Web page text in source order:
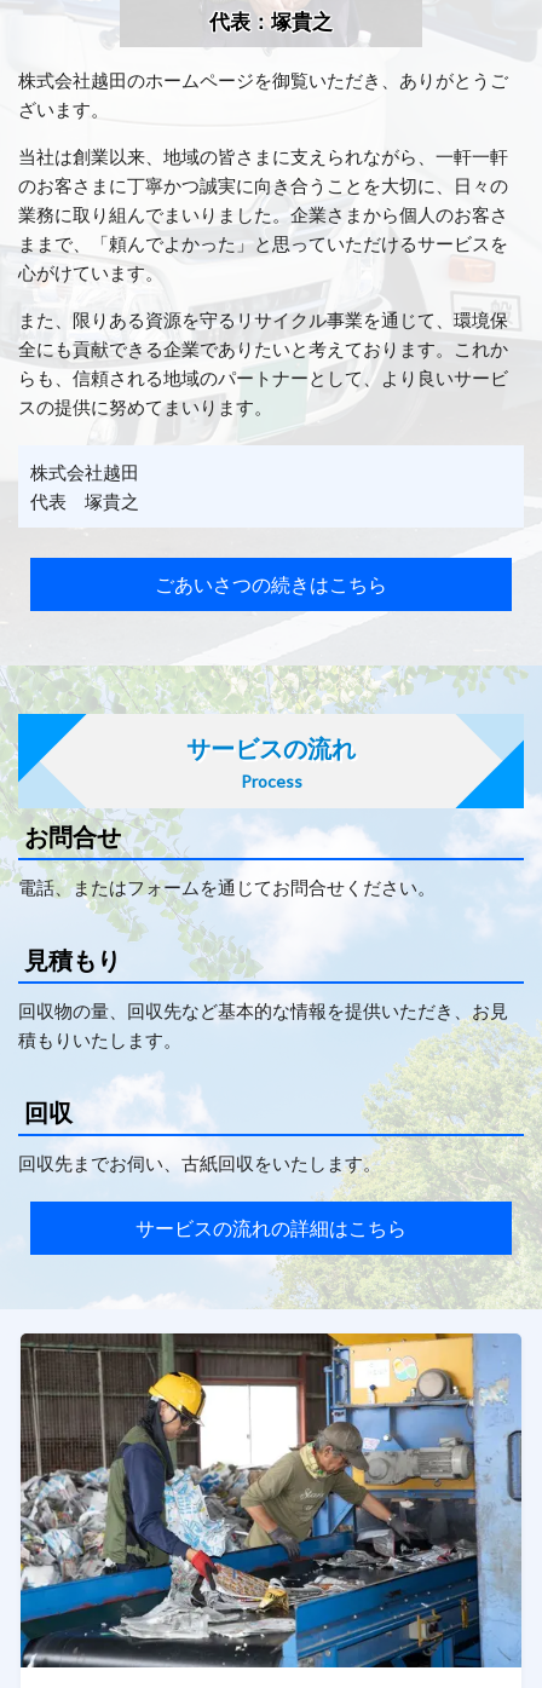
代表：塚貴之
株式会社越田のホームページを御覧いただき、ありがとうご
ざいます。
当社は創業以来、地域の皆さまに支えられながら、一軒一軒
のお客さまに丁寧かつ誠実に向き合うことを大切に、日々の
業務に取り組んでまいりました。企業さまから個人のお客さ
ままで、「頼んでよかった」と思っていただけるサービスを
心がけています。
また、限りある資源を守るリサイクル事業を通じて、環境保
全にも貢献できる企業でありたいと考えております。これか
らも、信頼される地域のパートナーとして、より良いサービ
スの提供に努めてまいります。
株式会社越田
代表 塚貴之
ごあいさつの続きはこちら
サービスの流れ
Process
お問合せ
電話、またはフォームを通じてお問合せください。
見積もり
回収物の量、回収先など基本的な情報を提供いただき、お見
積もりいたします。
回収
回収先までお伺い、古紙回収をいたします。
サービスの流れの詳細はこちら